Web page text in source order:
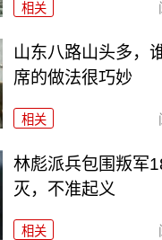
相关
山东八路山头多，
席的做法很巧妙
相关
林彪派兵包围叛军
灭，不准起义
相关